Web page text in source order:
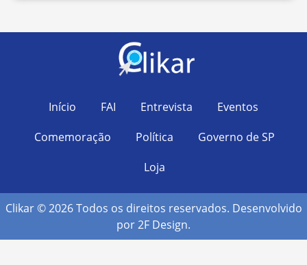
Início FAI Entrevista
Eventos
Comemoração
Política
Governo de SP
Loja
Clikar © 2026 Todos os direitos reservados. Desenvolvido
por2F Design.